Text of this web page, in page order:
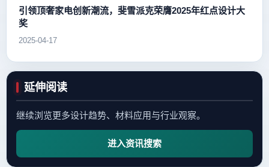
引领顶奢家电创新潮流，斐雪派克荣膺2025年红点设计大
奖
2025-04-17
延伸阅读
继续浏览更多设计趋势、材料应用与行业观察。
进入资讯搜索